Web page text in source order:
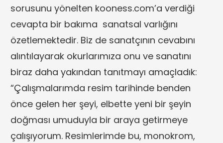
sorusunu yönelten kooness.com’a verdiği
cevapta bir bakıma sanatsal varlığını
özetlemektedir. Biz de sanatçının cevabını
alıntılayarak okurlarımıza onu ve sanatını
biraz daha yakından tanıtmayı amaçladık:
“Çalışmalarımda resim tarihinde benden
önce gelen her şeyi, elbette yeni bir şeyin
doğması umuduyla bir araya getirmeye
çalışıyorum. Resimlerimde bu, monokrom,